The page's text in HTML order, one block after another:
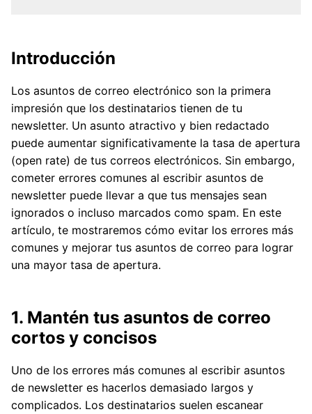
Introducción
Los asuntos de correo electrónico son la primera
impresión que los destinatarios tienen de tu
newsletter. Un asunto atractivo y bien redactado
puede aumentar significativamente la tasa de apertura
(open rate) de tus correos electrónicos. Sin embargo,
cometer errores comunes al escribir asuntos de
newsletter puede llevar a que tus mensajes sean
ignorados o incluso marcados como spam. En este
artículo, te mostraremos cómo evitar los errores más
comunes y mejorar tus asuntos de correo para lograr
una mayor tasa de apertura.
1. Mantén tus asuntos de correo
cortos y concisos
Uno de los errores más comunes al escribir asuntos
de newsletter es hacerlos demasiado largos y
complicados. Los destinatarios suelen escanear